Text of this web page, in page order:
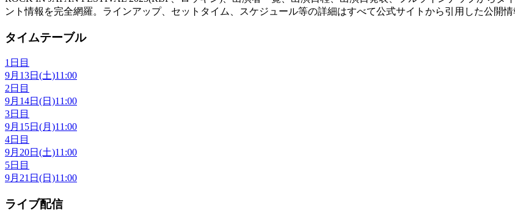
ント情報を完全網羅。ラインアップ、セットタイム、スケジュール等の詳細はすべて公式サイトから引用した公開情
タイムテーブル
1日目
9月13日(土)11:00
2日目
9月14日(日)11:00
3日目
9月15日(月)11:00
4日目
9月20日(土)11:00
5日目
9月21日(日)11:00
ライブ配信